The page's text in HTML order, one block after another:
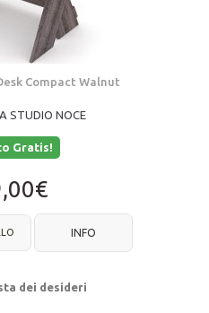
Compact Walnut
STUDIO NOCE
Gratis!
INFO
dei desideri